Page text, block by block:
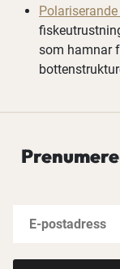
som hamnar